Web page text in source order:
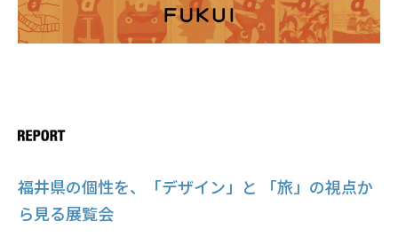
福井県の個性を、「デザイン」と 「旅」の視点か
ら見る展覧会